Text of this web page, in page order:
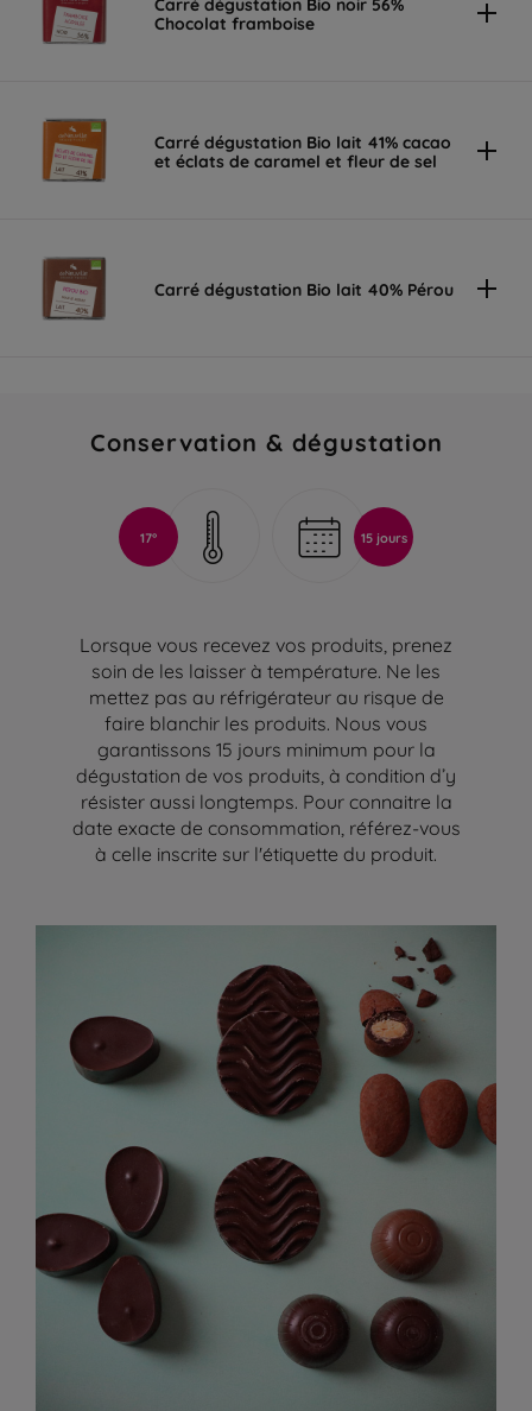
Chocolat framboise
Carré dégustation Bio lait 41% cacao
et éclats de caramel et fleur de sel
Carré dégustation Bio lait 40% Pérou
Conservation & dégustation
17° 15 jours
Lorsque vous recevez vos produits, prenez
soin de les laisser à température. Ne les
mettez pas au réfrigérateur au risque de
faire blanchir les produits. Nous vous
garantissons 15 jours minimum pour la
dégustation de vos produits, à condition d’y
résister aussi longtemps. Pour connaitre la
date exacte de consommation, référez-vous
à celle inscrite sur l'étiquette du produit.